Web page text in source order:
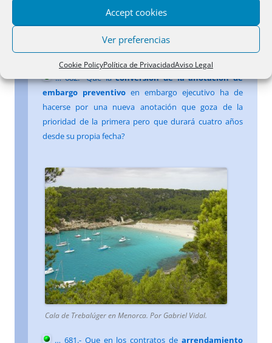
Accept cookies
Ver preferencias
Cookie PolicyPolítica de PrivacidadAviso Legal
.- Que laconditio iuris
transformarse en conditio facti?
…682.- Que laconversión de la anotación de
embargo preventivo en embargo ejecutivo ha de
hacerse por una nueva anotación que goza de la
prioridad de la primera pero que durará cuatro años
desde su propia fecha?
Cala de Trebalúger en Menorca. Por Gabriel Vidal.
… 681.- Que en los contratos de arrendamiento